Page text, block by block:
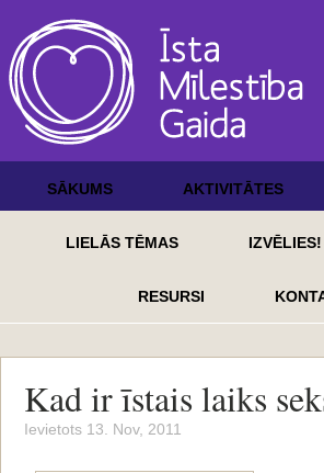
SĀKUMS AKTIVITĀTES
LIELĀS TĒMAS IZVĒLIES!
RESURSI
Kad ir īstais laiks
Ievietots 13. Nov, 2011